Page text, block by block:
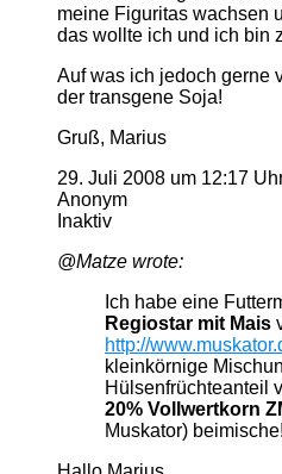
meine Figuritas wachsen
das wollte ich und ich bin
Auf was ich jedoch gerne
der transgene Soja!
Gruß, Marius
29. Juli 2008 um 12:17
Anonym
Inaktiv
@Matze wrote:
Ich habe eine
Regiostar mit Mais
http://
kleinkörnige
Hülsenfrüchteanteil
20% Vollwertkorn
Muskator)